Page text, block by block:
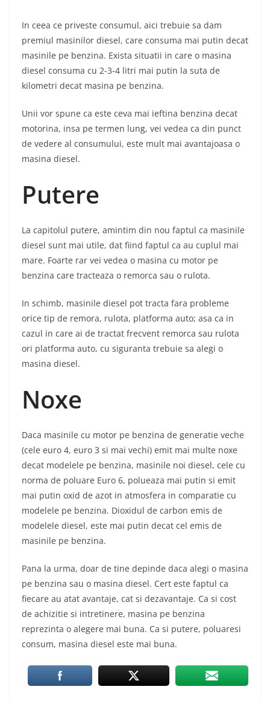
In ceea ce priveste consumul, aici trebuie sa dam
premiul masinilor diesel, care consuma mai putin decat
masinile pe benzina. Exista situatii in care o masina
diesel consuma cu 2-3-4 litri mai putin la suta de
kilometri decat masina pe benzina.
Unii vor spune ca este ceva mai ieftina benzina decat
motorina, insa pe termen lung, vei vedea ca din punct
de vedere al consumului, este mult mai avantajoasa o
masina diesel.
Putere
La capitolul putere, amintim din nou faptul ca masinile
diesel sunt mai utile, dat fiind faptul ca au cuplul mai
mare. Foarte rar vei vedea o masina cu motor pe
benzina care tracteaza o remorca sau o rulota.
In schimb, masinile diesel pot tracta fara probleme
orice tip de remora, rulota, platforma auto; asa ca in
cazul in care ai de tractat frecvent remorca sau rulota
ori platforma auto, cu siguranta trebuie sa alegi o
masina diesel.
Noxe
Daca masinile cu motor pe benzina de generatie veche
(cele euro 4, euro 3 si mai vechi) emit mai multe noxe
decat modelele pe benzina, masinile noi diesel, cele cu
norma de poluare Euro 6, polueaza mai putin si emit
mai putin oxid de azot in atmosfera in comparatie cu
modelele pe benzina. Dioxidul de carbon emis de
modelele diesel, este mai putin decat cel emis de
masinile pe benzina.
Pana la urma, doar de tine depinde daca alegi o masina
pe benzina sau o masina diesel. Cert este faptul ca
fiecare au atat avantaje, cat si dezavantaje. Ca si cost
de achizitie si intretinere, masina pe benzina
reprezinta o alegere mai buna. Ca si putere, poluaresi
consum, masina diesel este mai buna.